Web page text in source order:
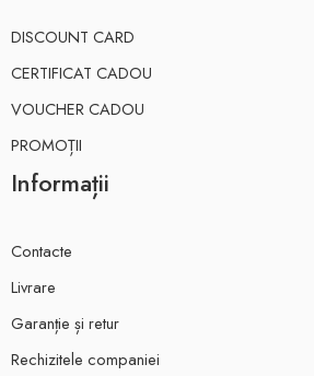
DISCOUNT CARD
CERTIFICAT CADOU
VOUCHER CADOU
PROMOȚII
Informații
Contacte
Livrare
Garanție și retur
Rechizitele companiei